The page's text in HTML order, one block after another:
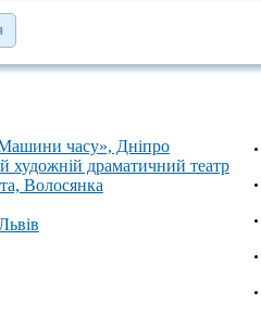
часу», Дніпро
художній драматичний театр
Волосянка